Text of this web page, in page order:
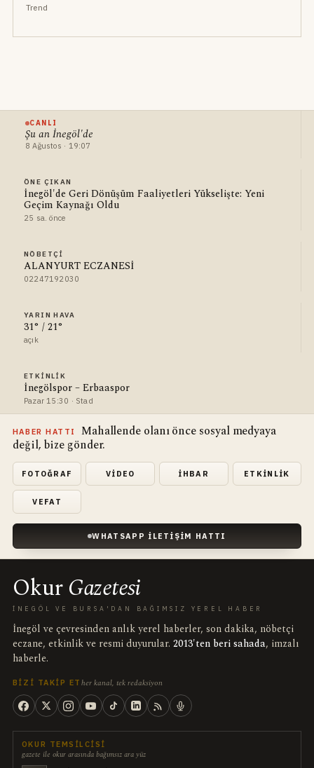
Trend
CANLI
Şu an İnegöl'de
8 Ağustos · 19:07
ÖNE ÇIKAN
İnegöl'de Geri Dönüşüm Faaliyetleri Yükselişte: Yeni
Geçim Kaynağı Oldu
25 sa. önce
NÖBETÇI
ALANYURT ECZANESİ
02247192030
YARIN HAVA
31° / 21°
açık
ETKINLIK
İnegölspor – Erbaaspor
Pazar 15:30 · Stad
HABER HATTI
Mahallende olanı önce sosyal medyaya
değil, bize gönder.
FOTOĞRAF VIDEO İHBAR ETKINLIK
VEFAT
WHATSAPP İLETIŞIM HATTI
OkurGazetesi
İNEGÖL VE BURSA'DAN BAĞIMSIZ YEREL HABER
İnegöl ve çevresinden anlık yerel haberler, son dakika, nöbetçi
eczane, etkinlik ve resmi duyurular. 2013'ten beri sahada, imzalı
haberle.
BIZI TAKIP ET her kanal, tek redaksiyon
OKUR TEMSILCISI
gazete ile okur arasında bağımsız ara yüz